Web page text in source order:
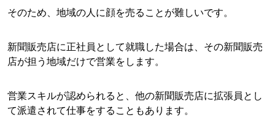
そのため、地域の人に顔を売ることが難しいです。
新聞販売店に正社員として就職した場合は、その新聞販売
店が担う地域だけで営業をします。
営業スキルが認められると、他の新聞販売店に拡張員とし
て派遣されて仕事をすることもあります。